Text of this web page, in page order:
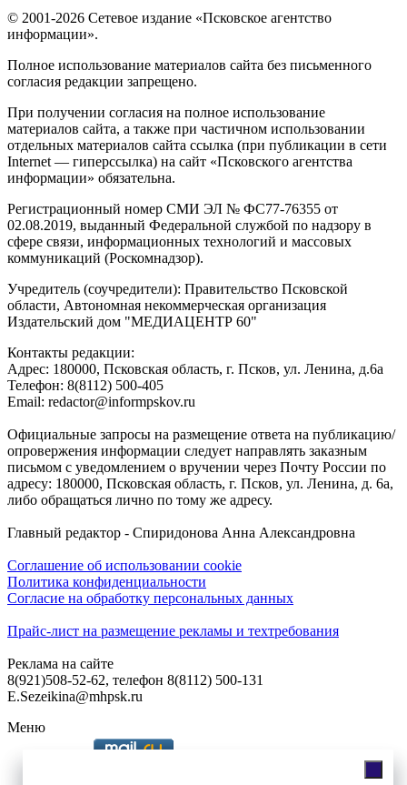
© 2001-2026 Сетевое издание «Псковское агентство
информации».
Полное использование материалов сайта без письменного
согласия редакции запрещено.
При получении согласия на полное использование
материалов сайта, а также при частичном использовании
отдельных материалов сайта ссылка (при публикации в сети
Internet — гиперссылка) на сайт «Псковского агентства
информации» обязательна.
Регистрационный номер СМИ ЭЛ № ФС77-76355 от
02.08.2019, выданный Федеральной службой по надзору в
сфере связи, информационных технологий и массовых
коммуникаций (Роскомнадзор).
Учредитель (соучредители): Правительство Псковской
области, Автономная некоммерческая организация
Издательский дом "МЕДИАЦЕНТР 60"
Контакты редакции:
Адреc: 180000, Псковская область, г. Псков, ул. Ленина, д.6а
Телефон: 8(8112) 500-405
Email: redactor@informpskov.ru
Официальные запросы на размещение ответа на публикацию/
опровержения информации следует направлять заказным
письмом с уведомлением о вручении через Почту России по
адресу: 180000, Псковская область, г. Псков, ул. Ленина, д. 6а,
либо обращаться лично по тому же адресу.
Главный редактор - Спиридонова Анна Александровна
Соглашение об использовании cookie
Политика конфиденциальности
Согласие на обработку персональных данных
Прайс-лист на размещение рекламы и техтребования
Реклама на сайте
8(921)508-52-62, телефон 8(8112) 500-131
E.Sezeikina@mhpsk.ru
Меню